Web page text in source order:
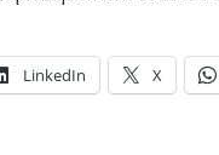
LinkedIn X